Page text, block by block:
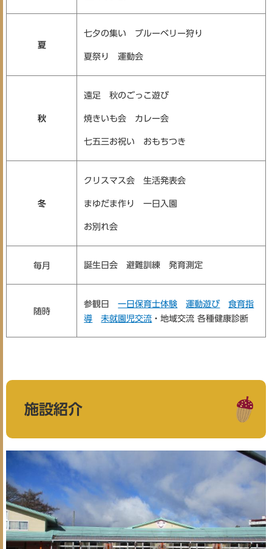
夏
七夕の集い ブルーベリー狩り
夏祭り 運動会
秋
遠足 秋のごっこ遊び
焼きいも会 カレー会
七五三お祝い おもちつき
冬
クリスマス会 生活発表会
まゆだま作り 一日入園
お別れ会
毎月 誕生日会 避難訓練 発育測定
随時
参観日一日保育士体験 運動遊び
食育指
導
未就園児交流 ・地域交流 各種健康診断
施設紹介